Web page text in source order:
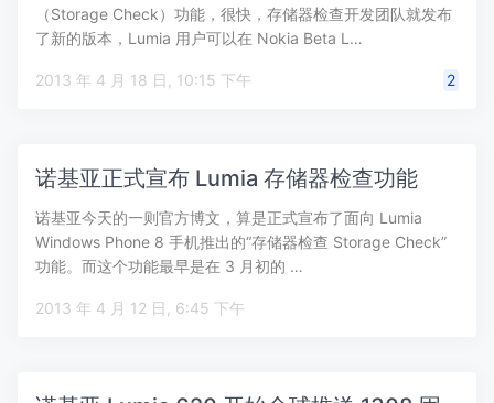
（Storage Check）功能，很快，存储器检查开发团队就发布
了新的版本，Lumia 用户可以在 Nokia Beta L…
2013 年 4 月 18 日, 10:15 下午 2
诺基亚正式宣布 Lumia 存储器检查功能
诺基亚今天的一则官方博文，算是正式宣布了面向 Lumia
Windows Phone 8 手机推出的“存储器检查 Storage Check”
功能。而这个功能最早是在 3 月初的 …
2013 年 4 月 12 日, 6:45 下午